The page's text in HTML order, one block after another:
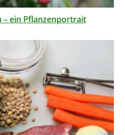
– ein Pflanzenportrait